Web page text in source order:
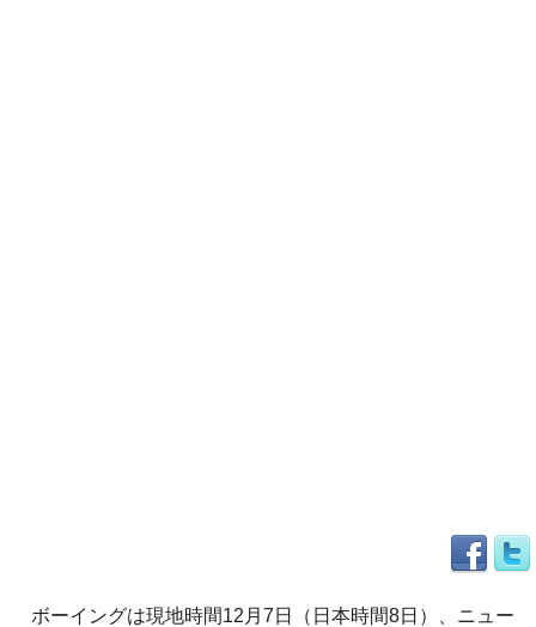
ボーイングは現地時間12月7日（日本時間8日）、ニュー